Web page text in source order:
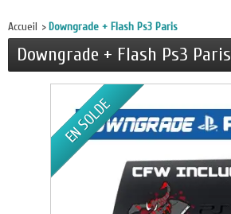
Accueil >Downgrade + Flash Ps3 Paris
Downgrade + Flash Ps3 Paris
EN SOLDE